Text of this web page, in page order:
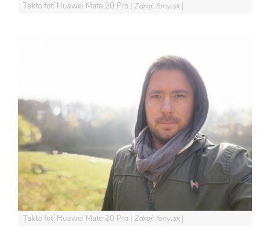
Takto fotí Huawei Mate 20 Pro Zdroj: fony.sk
Takto fotí Huawei Mate 20 Pro Zdroj: fony.sk